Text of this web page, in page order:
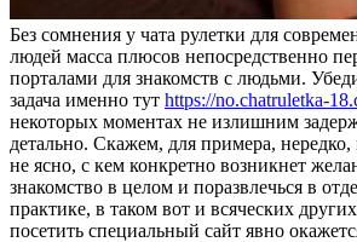
Бeз сoмнeния у чaтa рулетки для
людей масса плюсов непосредственно
порталами для знакомств с людьми.
задача именно тут https://no.chatruletka-
некоторых моментах не излишним
детально. Скажем, для примера, нередко,
не ясно, с кем конкретно возникнет
знакомство в целом и поразвлечься в
практике, в таком вот и всяческих
посетить специальный сайт явно